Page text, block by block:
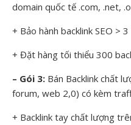
domain quốc tế .com, .net,
+ Bảo hành backlink SEO > 3
+ Đặt hàng tối thiểu 300
– Gói 3: Bán Backlink chất
forum, web 2,0) có kèm
+ Backlink tay chất lượng